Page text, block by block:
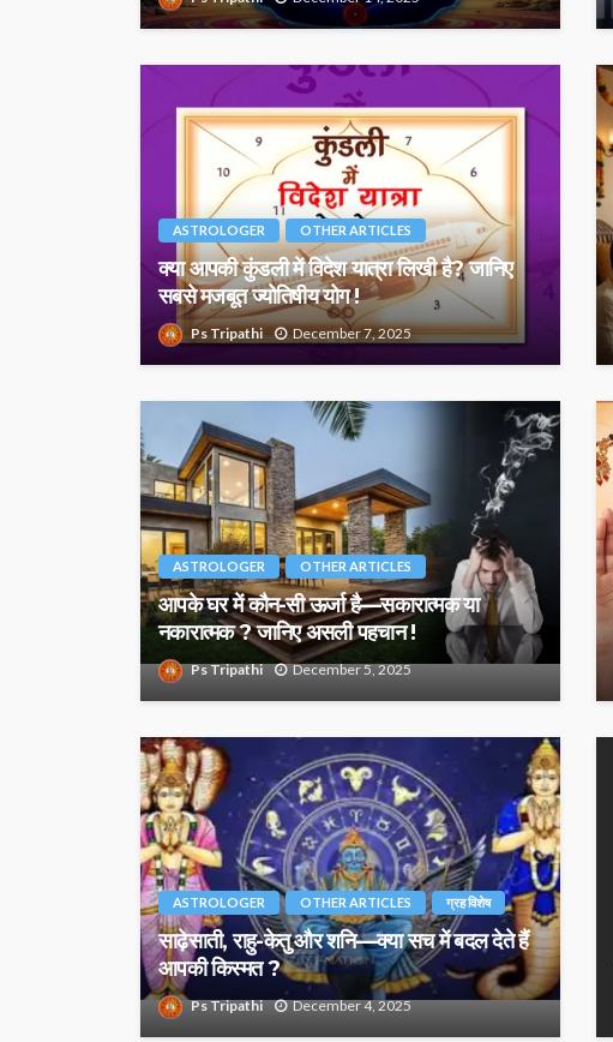
ASTROLOGER OTHER ARTICLES
क्या आपकी कुंडली में विदेश यात्रा लिखी है? जानिए
सबसे मजबूत ज्योतिषीय योग !
Ps Tripathi December 7, 2025
ASTROLOGER OTHER ARTICLES
आपके घर में कौन-सी ऊर्जा है—सकारात्मक या
नकारात्मक ? जानिए असली पहचान !
Ps Tripathi December 5, 2025
ASTROLOGER OTHER ARTICLES ग्रह विशेष
साढ़ेसाती, राहु-केतु और शनि—क्या सच में बदल देते हैं
आपकी किस्मत ?
Ps Tripathi December 4, 2025